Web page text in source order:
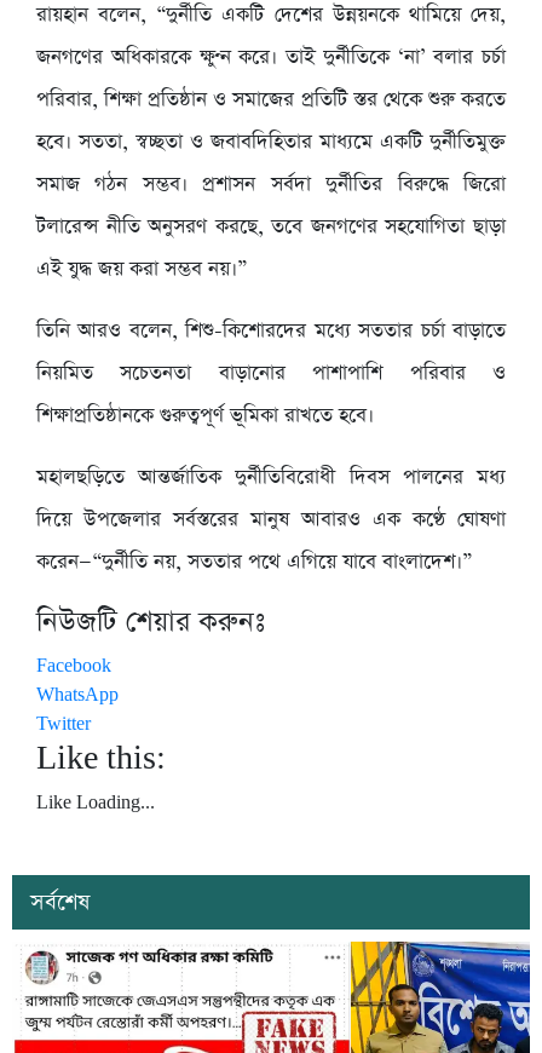
রায়হান বলেন, “দুর্নীতি একটি দেশের উন্নয়নকে থামিয়ে দেয়,
জনগণের অধিকারকে ক্ষুণ্ন করে। তাই দুর্নীতিকে ‘না’ বলার চর্চা
পরিবার, শিক্ষা প্রতিষ্ঠান ও সমাজের প্রতিটি স্তর থেকে শুরু করতে
হবে। সততা, স্বচ্ছতা ও জবাবদিহিতার মাধ্যমে একটি দুর্নীতিমুক্ত
সমাজ গঠন সম্ভব। প্রশাসন সর্বদা দুর্নীতির বিরুদ্ধে জিরো
টলারেন্স নীতি অনুসরণ করছে, তবে জনগণের সহযোগিতা ছাড়া
এই যুদ্ধ জয় করা সম্ভব নয়।”
তিনি আরও বলেন, শিশু-কিশোরদের মধ্যে সততার চর্চা বাড়াতে
নিয়মিত সচেতনতা বাড়ানোর পাশাপাশি পরিবার ও
শিক্ষাপ্রতিষ্ঠানকে গুরুত্বপূর্ণ ভূমিকা রাখতে হবে।
মহালছড়িতে আন্তর্জাতিক দুর্নীতিবিরোধী দিবস পালনের মধ্য
দিয়ে উপজেলার সর্বস্তরের মানুষ আবারও এক কণ্ঠে ঘোষণা
করেন—“দুর্নীতি নয়, সততার পথে এগিয়ে যাবে বাংলাদেশ।”
নিউজটি শেয়ার করুনঃ
Facebook
WhatsApp
Twitter
Like this:
Like Loading...
সর্বশেষ